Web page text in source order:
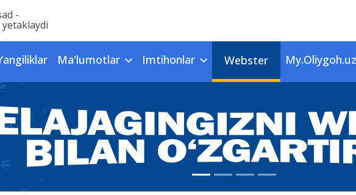
-
Ma'lumotlar Imtihonlar Webster My.Oliygoh.uz